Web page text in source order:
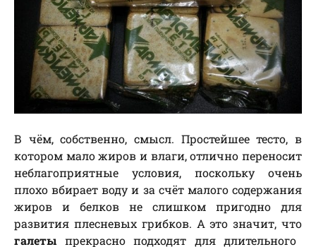
В чём, собственно, смысл. Простейшее тесто, в
котором мало жиров и влаги, отлично переносит
неблагоприятные условия, поскольку очень
плохо вбирает воду и за счёт малого содержания
жиров и белков не слишком пригодно для
развития плесневых грибков. А это значит, что
галеты прекрасно подходят для длительного